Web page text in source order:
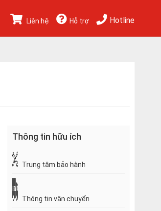
Liên hệ Hỗ trợ Hotline
Thông tin hữu ích
Trung tâm bảo hành
Thông tin vận chuyển